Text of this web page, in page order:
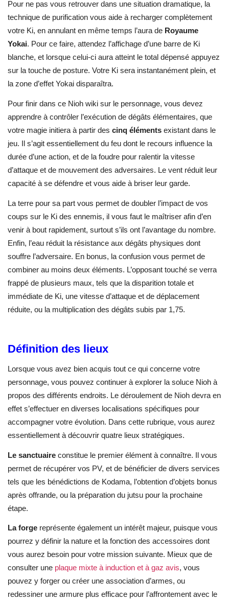
Pour ne pas vous retrouver dans une situation dramatique, la
technique de purification vous aide à recharger complètement
votre Ki, en annulant en même temps l’aura de Royaume
Yokai. Pour ce faire, attendez l’affichage d’une barre de Ki
blanche, et lorsque celui-ci aura atteint le total dépensé appuyez
sur la touche de posture. Votre Ki sera instantanément plein, et
la zone d’effet Yokai disparaîtra.
Pour finir dans ce Nioh wiki sur le personnage, vous devez
apprendre à contrôler l’exécution de dégâts élémentaires, que
votre magie initiera à partir des cinq éléments existant dans le
jeu. Il s’agit essentiellement du feu dont le recours influence la
durée d’une action, et de la foudre pour ralentir la vitesse
d’attaque et de mouvement des adversaires. Le vent réduit leur
capacité à se défendre et vous aide à briser leur garde.
La terre pour sa part vous permet de doubler l’impact de vos
coups sur le Ki des ennemis, il vous faut le maîtriser afin d’en
venir à bout rapidement, surtout s’ils ont l’avantage du nombre.
Enfin, l’eau réduit la résistance aux dégâts physiques dont
souffre l’adversaire. En bonus, la confusion vous permet de
combiner au moins deux éléments. L’opposant touché se verra
frappé de plusieurs maux, tels que la disparition totale et
immédiate de Ki, une vitesse d’attaque et de déplacement
réduite, ou la multiplication des dégâts subis par 1,75.
Définition des lieux
Lorsque vous avez bien acquis tout ce qui concerne votre
personnage, vous pouvez continuer à explorer la soluce Nioh à
propos des différents endroits. Le déroulement de Nioh devra en
effet s’effectuer en diverses localisations spécifiques pour
accompagner votre évolution. Dans cette rubrique, vous aurez
essentiellement à découvrir quatre lieux stratégiques.
Le sanctuaire constitue le premier élément à connaître. Il vous
permet de récupérer vos PV, et de bénéficier de divers services
tels que les bénédictions de Kodama, l’obtention d’objets bonus
après offrande, ou la préparation du jutsu pour la prochaine
étape.
La forge représente également un intérêt majeur, puisque vous
pourrez y définir la nature et la fonction des accessoires dont
vous aurez besoin pour votre mission suivante. Mieux que de
consulter une plaque mixte à induction et à gaz avis, vous
pouvez y forger ou créer une association d’armes, ou
redessiner une armure plus efficace pour l’affrontement avec le